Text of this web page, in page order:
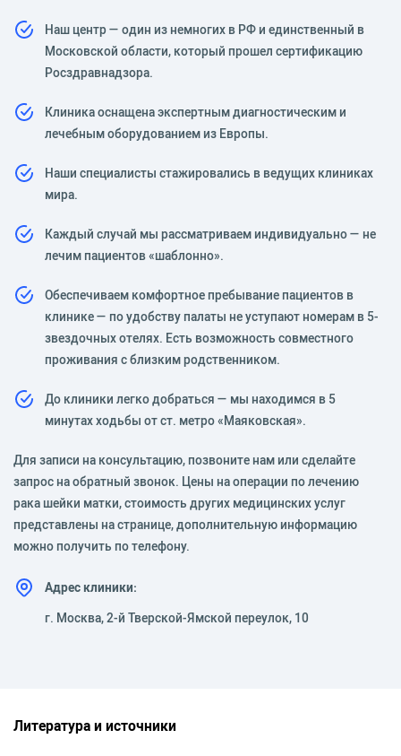
Наш центр — один из немногих в РФ и единственный в
Московской области, который прошел сертификацию
Росздравнадзора.
Клиника оснащена экспертным диагностическим и
лечебным оборудованием из Европы.
Наши специалисты стажировались в ведущих клиниках
мира.
Каждый случай мы рассматриваем индивидуально — не
лечим пациентов «шаблонно».
Обеспечиваем комфортное пребывание пациентов в
клинике — по удобству палаты не уступают номерам в 5-
звездочных отелях. Есть возможность совместного
проживания с близким родственником.
До клиники легко добраться — мы находимся в 5
минутах ходьбы от ст. метро «Маяковская».
Для записи на консультацию, позвоните нам или сделайте
запрос на обратный звонок. Цены на операции по лечению
рака шейки матки, стоимость других медицинских услуг
представлены на странице, дополнительную информацию
можно получить по телефону.
Адрес клиники:
г. Москва, 2-й Тверской-Ямской переулок, 10
Литература и источники